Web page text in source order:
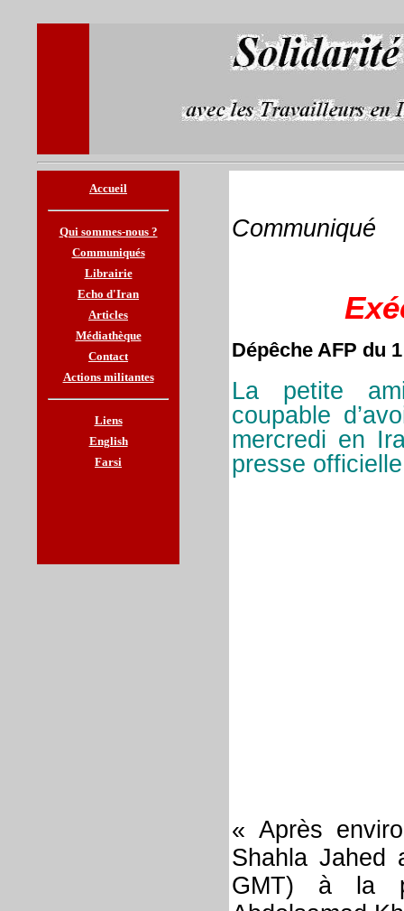
Accueil
Qui sommes-nous ?
Communiqués
Librairie
Echo d'Iran
Articles
Médiathèque
Contact
Actions militantes
Liens
English
Farsi
Communiqué
Dépêche AFP du
La petite
coupable
mercredi en
presse
« Après
Shahla Jahed
GMT) à la